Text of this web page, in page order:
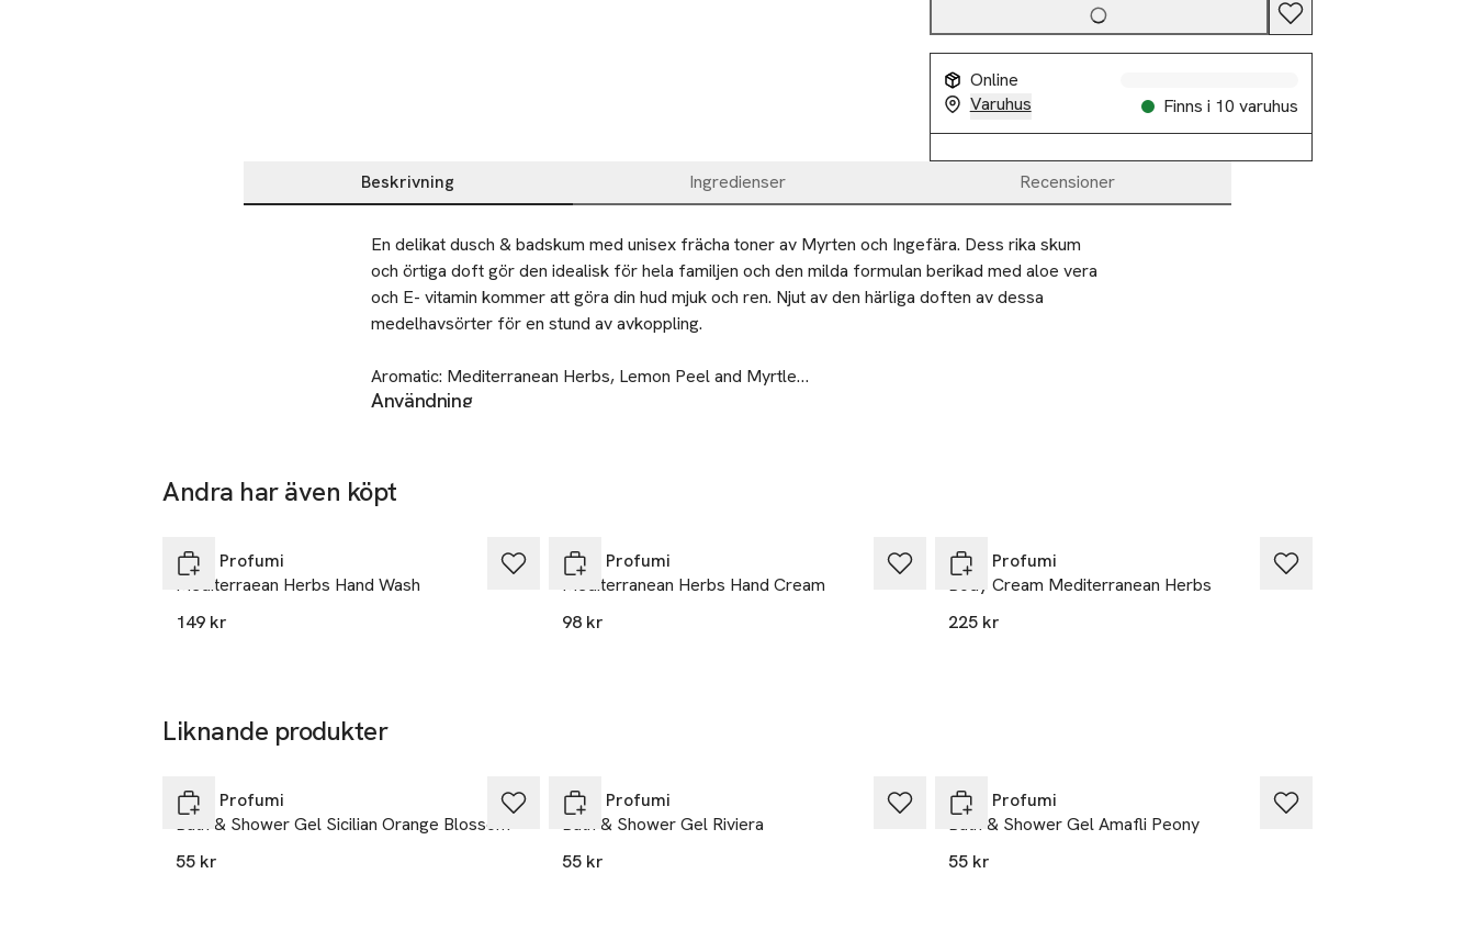
Online
Varuhus
Finns i 10 varuhus
Beskrivning Ingredienser Recensioner
Beskrivning
En delikat dusch & badskum med unisex frächa toner av Myrten och Ingefära. Dess rika skum
och örtiga doft gör den idealisk för hela familjen och den milda formulan berikad med aloe vera
och E- vitamin kommer att göra din hud mjuk och ren. Njut av den härliga doften av dessa
medelhavsörter för en stund av avkoppling.
Aromatic: Mediterranean Herbs, Lemon Peel and Myrtle
Mediterranean Herbs doftpyramid
Base note: Warm Woods
Användning
massera in försiktigt med cirkulära rörelser. Skölj av med varmt vatten.
Andra har även köpt
Rudy Profumi
Mediterraean Herbs Hand Wash
149 kr
Rudy Profumi
Mediterranean Herbs Hand Cream
98 kr
Rudy Profumi
Body Cream Mediterranean Herbs
225 kr
Liknande produkter
Rudy Profumi
Bath & Shower Gel Sicilian Orange Blossom
55 kr
Rudy Profumi
Bath & Shower Gel Riviera
55 kr
Rudy Profumi
Bath & Shower Gel Amafli Peony
55 kr